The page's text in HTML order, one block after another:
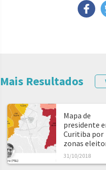
Mais Resultados
Mapa de
presidente
Curitiba por
zonas
31/10/2018